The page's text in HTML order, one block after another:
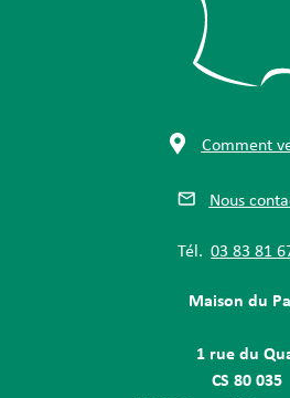
Comment
Nous
Tél. 03 83 81
Maison du
1 rue du
CS 80 035